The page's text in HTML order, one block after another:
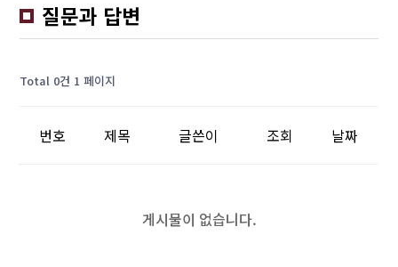
질문과 답변
Total 0건 1 페이지
번호 제목 글쓴이 조회 날짜
게시물이 없습니다.